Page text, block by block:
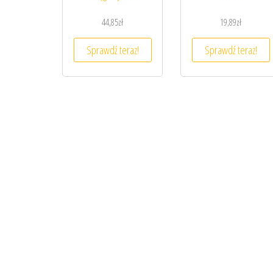
44,85zł
Sprawdź teraz!
19,89zł
Sprawdź teraz!